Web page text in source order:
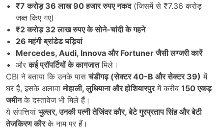
₹7करोड़ 36लाख 90हजार रुपए नकद(जिसमें से ₹7.36 करोड़
जब्त किए गए)
₹2करोड़ 32लाख रुपए के सोने-चांदी के गहने
26महंगी ब्रांडेड घड़ियां
Mercedes, Audi, Innova और Fortunerजैसी लग्जरी कारें
औरकई प्रॉपर्टियों के कागजातमिले।
CBI ने बताया कि उनके पासचंडीगढ़ (सेक्टर 40-B और सेक्टर 39) में
घर हैं, इसके अलावामोहाली,लुधियाना और होशियारपुरमें करीब 150एकड़
जमीनके दस्तावेज भी मिले हैं।
ये संपत्तियां भुल्लर,उनकी पत्नी तेजिंदर कौर,बेटे गुरप्रताप सिंह और बेटी
तेजकिरण कौरके नाम पर हैं।